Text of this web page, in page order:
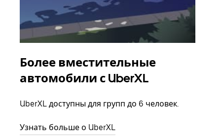
Более вместительные
автомобили с UberXL
UberXL доступны для групп до 6 человек.
Узнать больше о UberXL